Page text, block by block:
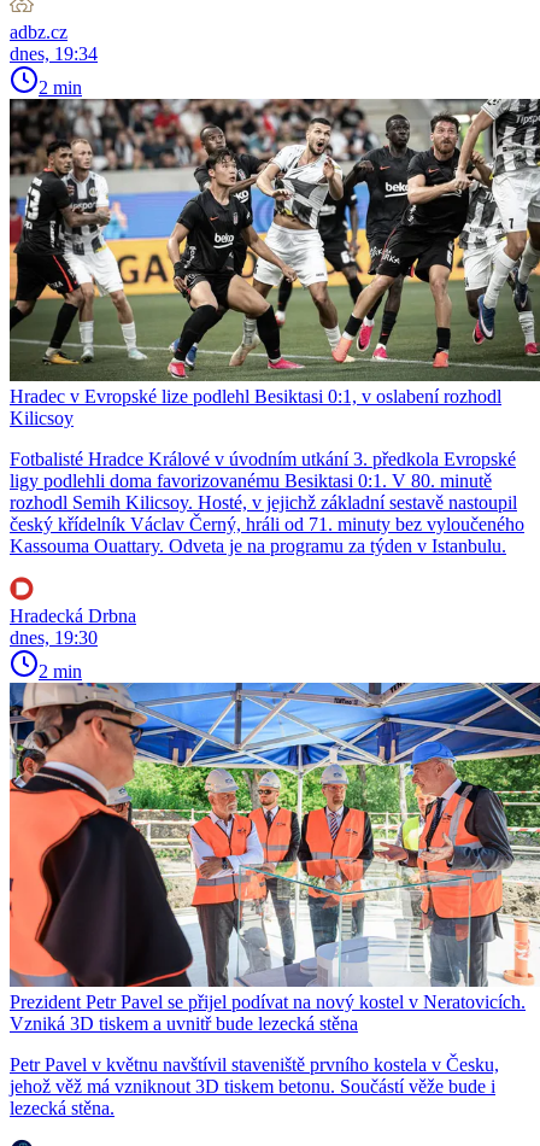
adbz.cz
dnes, 19:34
2 min
Hradec v Evropské lize podlehl Besiktasi 0:1, v oslabení rozhodl
Kilicsoy
Fotbalisté Hradce Králové v úvodním utkání 3. předkola Evropské
ligy podlehli doma favorizovanému Besiktasi 0:1. V 80. minutě
rozhodl Semih Kilicsoy. Hosté, v jejichž základní sestavě nastoupil
český křídelník Václav Černý, hráli od 71. minuty bez vyloučeného
Kassouma Ouattary. Odveta je na programu za týden v Istanbulu.
Hradecká Drbna
dnes, 19:30
2 min
Prezident Petr Pavel se přijel podívat na nový kostel v Neratovicích.
Vzniká 3D tiskem a uvnitř bude lezecká stěna
Petr Pavel v květnu navštívil staveniště prvního kostela v Česku,
jehož věž má vzniknout 3D tiskem betonu. Součástí věže bude i
lezecká stěna.